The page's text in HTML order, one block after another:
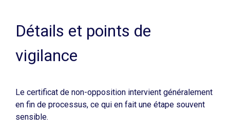
Détails et points de
vigilance
Le certificat de non-opposition intervient généralement
en fin de processus, ce qui en fait une étape souvent
sensible.